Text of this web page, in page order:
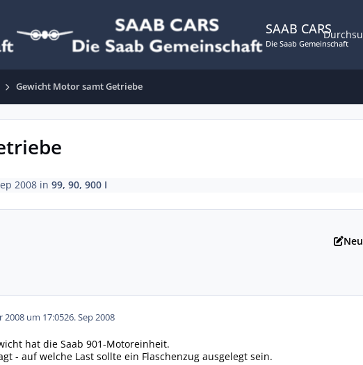
SAAB CARS
Die Saab Gemeinschaft
Gewicht Motor samt Getriebe
2008in 99, 90, 900 I
2008 um 17:0526. Sep 2008
hat die Saab 901-Motoreinheit.
- auf welche Last sollte ein Flaschenzug ausgelegt sein.